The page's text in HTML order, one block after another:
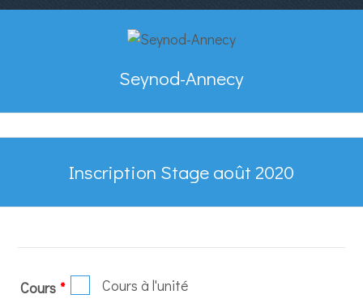
Seynod-Annecy
Inscription Stage août 2020
Cours *
Cours à l'unité